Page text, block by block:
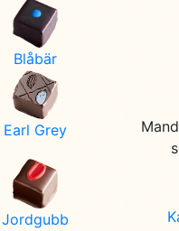
Blåbär
Earl Grey
Jordgubb